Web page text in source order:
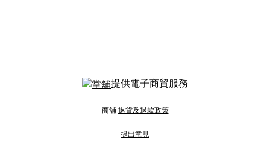
提供電子商貿服務
商舖 退貨及退款政策
提出意見